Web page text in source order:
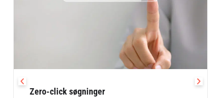
Zero-click søgninger